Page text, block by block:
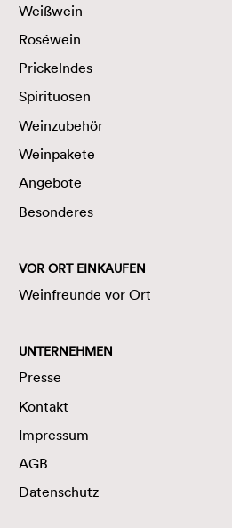
Weißwein
Roséwein
Prickelndes
Spirituosen
Weinzubehör
Weinpakete
Angebote
Besonderes
VOR ORT EINKAUFEN
Weinfreunde vor Ort
UNTERNEHMEN
Presse
Kontakt
Impressum
AGB
Datenschutz